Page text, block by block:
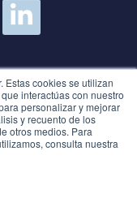
Estas cookies se utilizan
interactúas con nuestro
personalizar y mejorar
y recuento de los
otros medios. Para
consulta nuestra